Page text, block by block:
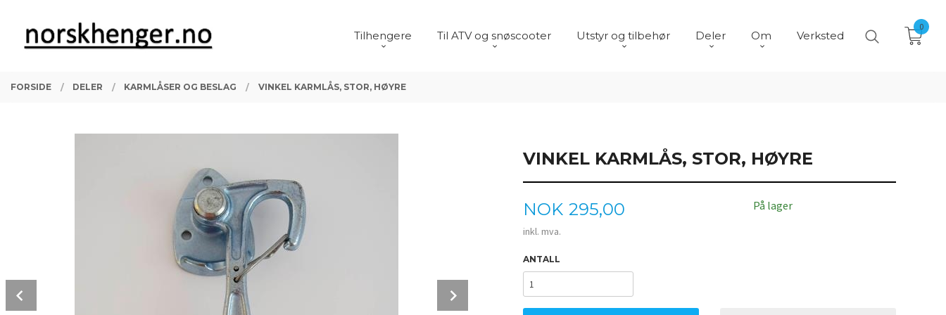
innholdet
PRODUKTER
Tilhengere Til ATV og snøscooter Utstyr og tilbehør Deler Om Verksted
0
FORSIDE DELER KARMLÅSER OG BESLAG VINKEL KARMLÅS, STOR, HØYRE
VINKEL KARMLÅS, STOR, HØYRE
Pris
NOK 295,00
inkl. mva.
På lager
ANTALL